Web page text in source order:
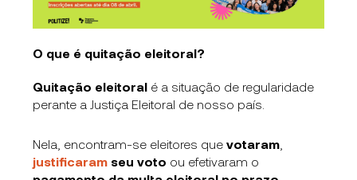
O que é quitação eleitoral?
Quitação eleitoral é a situação de regularidade
perante a Justiça Eleitoral de nosso país.
Nela, encontram-se eleitores quevotaram
justificaram seu voto ou efetivaram o